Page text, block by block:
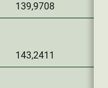
139,9708
143,2411